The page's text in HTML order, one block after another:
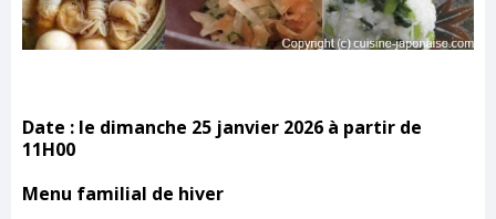
Date : le dimanche 25 janvier 2026 à partir de
11H00
Menu familial de hiver